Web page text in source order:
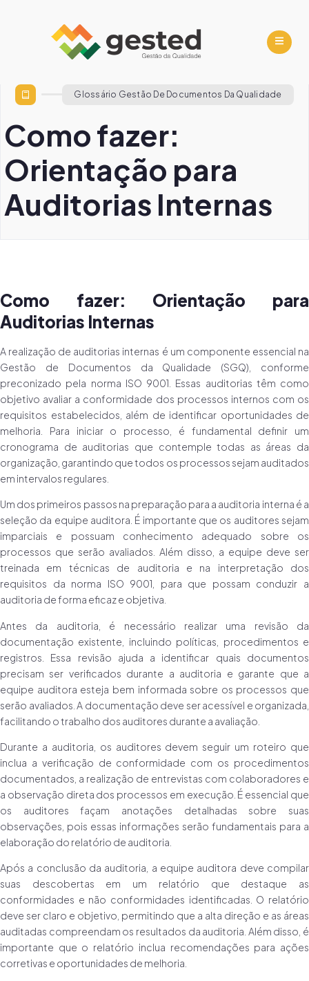
Glossário Gestão De Documentos Da Qualidade
Como fazer:
Orientação para
Auditorias Internas
Como fazer: Orientação para
Auditorias Internas
A realização de auditorias internas é um componente essencial na
Gestão de Documentos da Qualidade (SGQ), conforme
preconizado pela norma ISO 9001. Essas auditorias têm como
objetivo avaliar a conformidade dos processos internos com os
requisitos estabelecidos, além de identificar oportunidades de
melhoria. Para iniciar o processo, é fundamental definir um
cronograma de auditorias que contemple todas as áreas da
organização, garantindo que todos os processos sejam auditados
em intervalos regulares.
Um dos primeiros passos na preparação para a auditoria interna é a
seleção da equipe auditora. É importante que os auditores sejam
imparciais e possuam conhecimento adequado sobre os
processos que serão avaliados. Além disso, a equipe deve ser
treinada em técnicas de auditoria e na interpretação dos
requisitos da norma ISO 9001, para que possam conduzir a
auditoria de forma eficaz e objetiva.
Antes da auditoria, é necessário realizar uma revisão da
documentação existente, incluindo políticas, procedimentos e
registros. Essa revisão ajuda a identificar quais documentos
precisam ser verificados durante a auditoria e garante que a
equipe auditora esteja bem informada sobre os processos que
serão avaliados. A documentação deve ser acessível e organizada,
facilitando o trabalho dos auditores durante a avaliação.
Durante a auditoria, os auditores devem seguir um roteiro que
inclua a verificação de conformidade com os procedimentos
documentados, a realização de entrevistas com colaboradores e
a observação direta dos processos em execução. É essencial que
os auditores façam anotações detalhadas sobre suas
observações, pois essas informações serão fundamentais para a
elaboração do relatório de auditoria.
Após a conclusão da auditoria, a equipe auditora deve compilar
suas descobertas em um relatório que destaque as
conformidades e não conformidades identificadas. O relatório
deve ser claro e objetivo, permitindo que a alta direção e as áreas
auditadas compreendam os resultados da auditoria. Além disso, é
importante que o relatório inclua recomendações para ações
corretivas e oportunidades de melhoria.